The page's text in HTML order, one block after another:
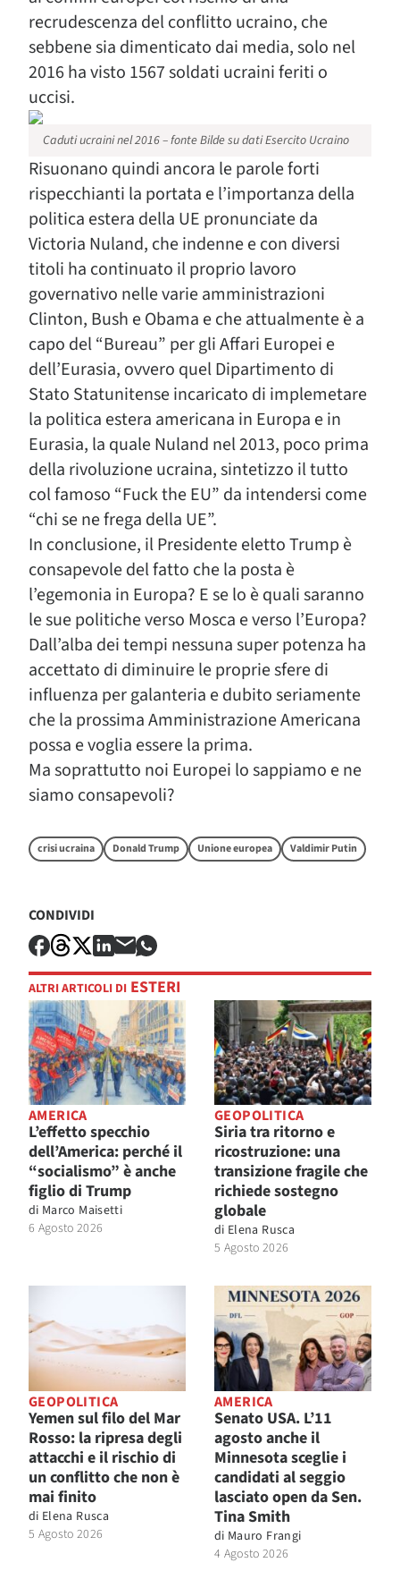
recrudescenza del conflitto ucraino, che
sebbene sia dimenticato dai media, solo nel
2016 ha visto 1567 soldati ucraini feriti o
uccisi.
Caduti ucraini nel 2016 – fonte Bilde su dati Esercito Ucraino
Risuonano quindi ancora le parole forti
rispecchianti la portata e l’importanza della
politica estera della UE pronunciate da
Victoria Nuland, che indenne e con diversi
titoli ha continuato il proprio lavoro
governativo nelle varie amministrazioni
Clinton, Bush e Obama e che attualmente è a
capo del “Bureau” per gli Affari Europei e
dell’Eurasia, ovvero quel Dipartimento di
Stato Statunitense incaricato di implemetare
la politica estera americana in Europa e in
Eurasia, la quale Nuland nel 2013, poco prima
della rivoluzione ucraina, sintetizzo il tutto
col famoso “Fuck the EU” da intendersi come
“chi se ne frega della UE”.
In conclusione, il Presidente eletto Trump è
consapevole del fatto che la posta è
l’egemonia in Europa? E se lo è quali saranno
le sue politiche verso Mosca e verso l’Europa?
Dall’alba dei tempi nessuna super potenza ha
accettato di diminuire le proprie sfere di
influenza per galanteria e dubito seriamente
che la prossima Amministrazione Americana
possa e voglia essere la prima.
Ma soprattutto noi Europei lo sappiamo e ne
siamo consapevoli?
crisi ucraina Donald Trump Unione europea Valdimir Putin
CONDIVIDI
ALTRI ARTICOLI DI ESTERI
AMERICA
L’effetto specchio
dell’America: perché il
“socialismo” è anche
figlio di Trump
di Marco Maisetti
6 Agosto 2026
GEOPOLITICA
Siria tra ritorno e
ricostruzione: una
transizione fragile che
richiede sostegno
globale
di Elena Rusca
5 Agosto 2026
GEOPOLITICA
Yemen sul filo del Mar
Rosso: la ripresa degli
attacchi e il rischio di
un conflitto che non è
mai finito
di Elena Rusca
5 Agosto 2026
AMERICA
Senato USA. L’11
agosto anche il
Minnesota sceglie i
candidati al seggio
lasciato open da Sen.
Tina Smith
di Mauro Frangi
4 Agosto 2026